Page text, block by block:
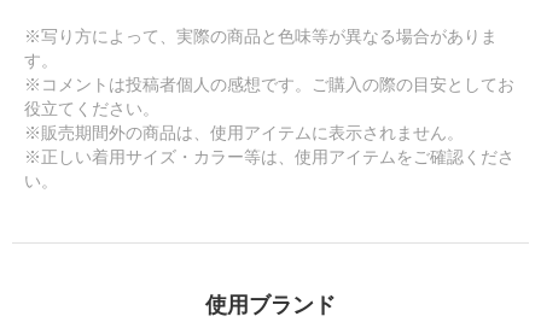
※写り方によって、実際の商品と色味等が異なる場合がありま
す。
※コメントは投稿者個人の感想です。ご購入の際の目安としてお
役立てください。
※販売期間外の商品は、使用アイテムに表示されません。
※正しい着用サイズ・カラー等は、使用アイテムをご確認くださ
い。
使用ブランド